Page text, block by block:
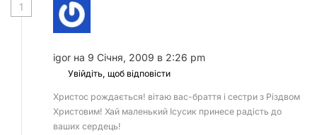
1
igor на 9 Січня, 2009 в 2:26 pm
Увійдіть, щоб відповісти
Христос рождається! вітаю вас-браття і сестри з Різдвом
Христовим! Хай маленький Ісусик принесе радість до
ваших сердець!